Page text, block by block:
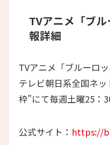
TVアニメ「ブ
報詳細
TVアニメ「ブルーロッ
テレビ朝日系全国ネ
枠”にて毎週土曜25：
公式サイト： https://